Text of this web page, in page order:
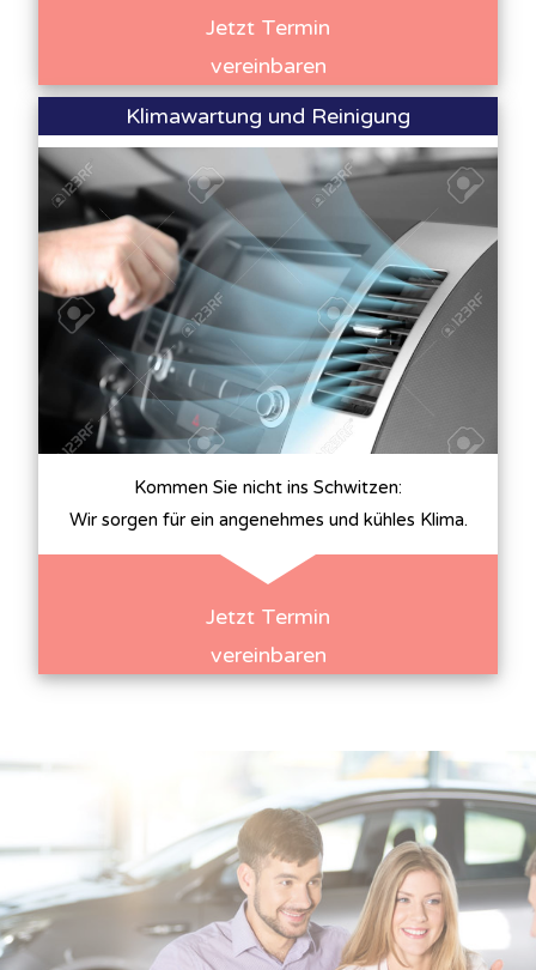
Jetzt Termin
vereinbaren
Klimawartung und Reinigung
Kommen Sie nicht ins Schwitzen:
Wir sorgen für ein angenehmes und kühles Klima.
Jetzt Termin
vereinbaren